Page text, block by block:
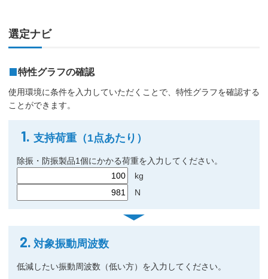
選定ナビ
特性グラフの確認
使用環境に条件を入力していただくことで、特性グラフを確認する
ことができます。
1. 支持荷重（1点あたり）
除振・防振製品1個にかかる荷重を入力してください。
kg
N
2. 対象振動周波数
低減したい振動周波数（低い方）を入力してください。